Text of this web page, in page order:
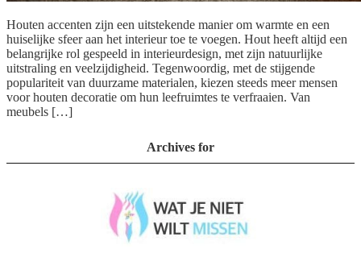
Houten accenten zijn een uitstekende manier om warmte en een
huiselijke sfeer aan het interieur toe te voegen. Hout heeft altijd een
belangrijke rol gespeeld in interieurdesign, met zijn natuurlijke
uitstraling en veelzijdigheid. Tegenwoordig, met de stijgende
populariteit van duurzame materialen, kiezen steeds meer mensen
voor houten decoratie om hun leefruimtes te verfraaien. Van
meubels […]
Archives for